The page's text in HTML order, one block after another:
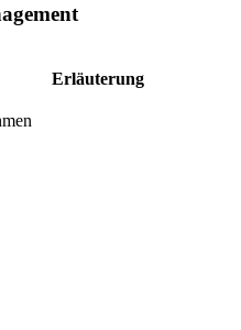
Erläuterung